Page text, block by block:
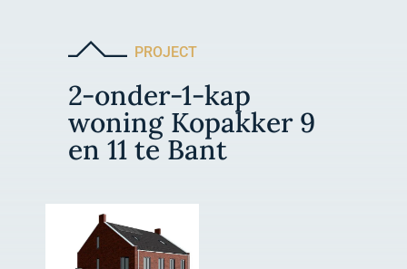
PROJECT
2-onder-1-kap
woning Kopakker 9
en 11 te Bant